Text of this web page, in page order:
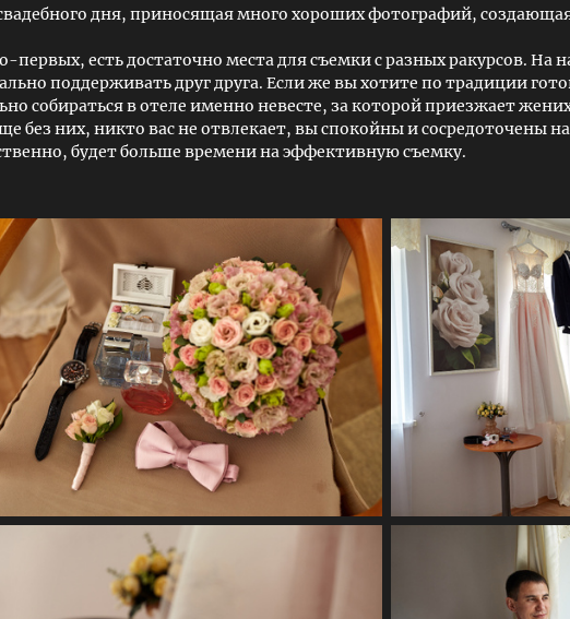
дня, приносящая много хороших фотографий,
есть достаточно места для съемки с разных ракурсов. На
поддерживать друг друга. Если же вы хотите по традиции
собираться в отеле именно невесте, за которой приезжает
без них, никто вас не отвлекает, вы спокойны и сосредоточены
будет больше времени на эффективную съемку.